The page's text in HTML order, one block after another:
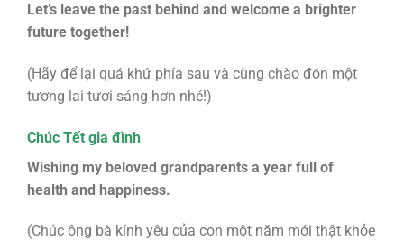
Let’s leave the past behind and welcome a brighter
future together!
(Hãy để lại quá khứ phía sau và cùng chào đón một
tương lai tươi sáng hơn nhé!)
Chúc Tết gia đình
Wishing my beloved grandparents a year full of
health and happiness.
(Chúc ông bà kính yêu của con một năm mới thật khỏe